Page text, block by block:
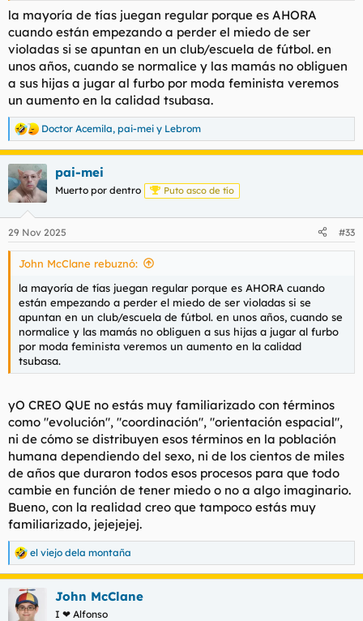
la mayoría de tías juegan regular porque es AHORA
cuando están empezando a perder el miedo de ser
violadas si se apuntan en un club/escuela de fútbol. en
unos años, cuando se normalice y las mamás no obliguen
a sus hijas a jugar al furbo por moda feminista veremos
un aumento en la calidad tsubasa.
R
e
a
c
c
i
e
s
Doctor Acemila, pai-mei y Lebrom
pai-mei
Muerto por dentro Puto asco de tío
29 Nov 2025 #33
John McClane rebuznó:
la mayoría de tías juegan regular porque es AHORA cuando
están empezando a perder el miedo de ser violadas si se
apuntan en un club/escuela de fútbol. en unos años, cuando se
normalice y las mamás no obliguen a sus hijas a jugar al furbo
por moda feminista veremos un aumento en la calidad
tsubasa.
yO CREO QUE no estás muy familiarizado con términos
como "evolución", "coordinación", "orientación espacial",
ni de cómo se distribuyen esos términos en la población
humana dependiendo del sexo, ni de los cientos de miles
de años que duraron todos esos procesos para que todo
cambie en función de tener miedo o no a algo imaginario.
Bueno, con la realidad creo que tampoco estás muy
familiarizado, jejejejej.
R
e
a
c
c
el viejo dela montaña
John McClane
I ❤ Alfonso